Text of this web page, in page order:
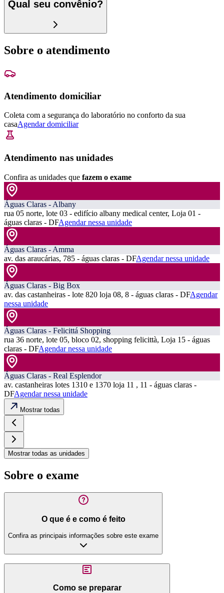
Qual seu convênio?
Sobre o atendimento
Atendimento domiciliar
Coleta com a segurança do laboratório no conforto da sua
casaAgendar domiciliar
Atendimento nas unidades
Confira as unidades que fazem o exame
Águas Claras - Albany
rua 05 norte, lote 03 - edifício albany medical center, Loja 01 -
águas claras - DFAgendar nessa unidade
Águas Claras - Amma
av. das araucárias, 785 - águas claras - DFAgendar nessa unidade
Águas Claras - Big Box
av. das castanheiras - lote 820 loja 08, 8 - águas claras - DFAgendar
nessa unidade
Águas Claras - Felicittá Shopping
rua 36 norte, lote 05, bloco 02, shopping felicittà, Loja 15 - águas
claras - DFAgendar nessa unidade
Águas Claras - Real Esplendor
av. castanheiras lotes 1310 e 1370 loja 11 , 11 - águas claras -
DFAgendar nessa unidade
Mostrar todas
Mostrar todas as unidades
Sobre o exame
O que é e como é feito
Confira as principais informações sobre este exame
Como se preparar